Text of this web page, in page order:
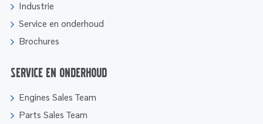
Industrie
Service en onderhoud
Brochures
Service en onderhoud
Engines Sales Team
Parts Sales Team